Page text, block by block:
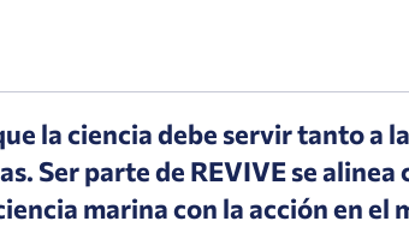
la ciencia debe servir tanto a
Ser parte de REVIVE se
marina con la acción en el